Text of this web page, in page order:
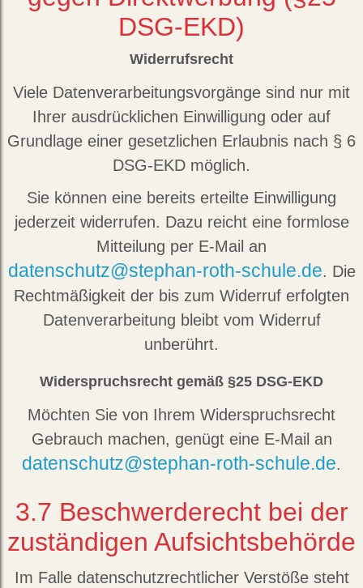
DSG-EKD)
Widerrufsrecht
Viele Datenverarbeitungsvorgänge sind nur mit
Ihrer ausdrücklichen Einwilligung oder auf
Grundlage einer gesetzlichen Erlaubnis nach § 6
DSG-EKD möglich.
Sie können eine bereits erteilte Einwilligung
jederzeit widerrufen. Dazu reicht eine formlose
Mitteilung per E-Mail an
datenschutz@stephan-roth-schule.de. Die
Rechtmäßigkeit der bis zum Widerruf erfolgten
Datenverarbeitung bleibt vom Widerruf
unberührt.
Widerspruchsrecht gemäß §25 DSG-EKD
Möchten Sie von Ihrem Widerspruchsrecht
Gebrauch machen, genügt eine E-Mail an
datenschutz@stephan-roth-schule.de.
3.7 Beschwerderecht bei der
zuständigen Aufsichtsbehörde
Im Falle datenschutzrechtlicher Verstöße steht